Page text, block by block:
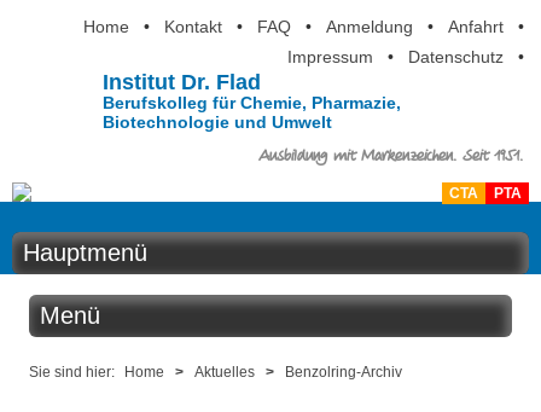
Home • Kontakt • FAQ • Anmeldung • Anfahrt
•
Impressum
• Datenschutz •
Institut Dr. Flad
Berufskolleg für Chemie, Pharmazie,
Biotechnologie und Umwelt
Ausbildung mit Markenzeichen. Seit 1951.
CTA PTA
Hauptmenü
Home
Menü
Aktuelles
Sie sind hier: Home > Aktuelles > Benzolring-Archiv